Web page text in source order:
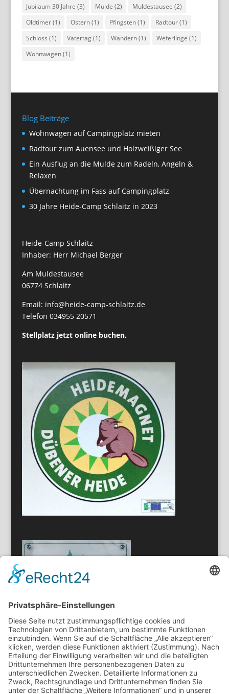
Jubiläum 30 Jahre (3) Mulde (2) Muldestausee (2)
Oldtimer(1) Ostern(1) Pfingsten(1) Radtour(1)
Schloss (1) Vatertag(1) Wandern(1) Weferlinge (1)
Wohnwagen(1)
Blog Beiträge
Wohnwagen auf Campingplatz mieten
Radtour zum Auensee und Holzweißiger See
Ein Ausflug an die Mulde zum Radeln, Angeln &
Relaxen
Übernachtung im Fass auf Campingplatz
30 Jahre Heide-Camp Schlaitz in 2023
Heide-Camp Schlaitz
Inhaber: Herr Michael Berger
Am Muldestausee
06774 Schlaitz
Email: info@heide-camp-schlaitz.de
Telefon 034955 20571
Stellplatz jetzt online buchen.